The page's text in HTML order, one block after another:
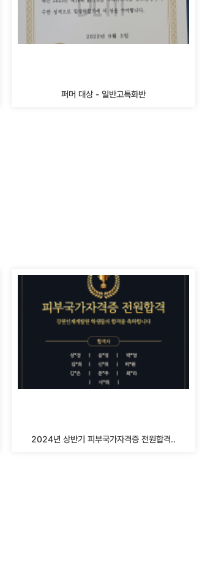
퍼머 대상 - 일반고특화반
2024년 상반기 피부국가자격증 전원합격..